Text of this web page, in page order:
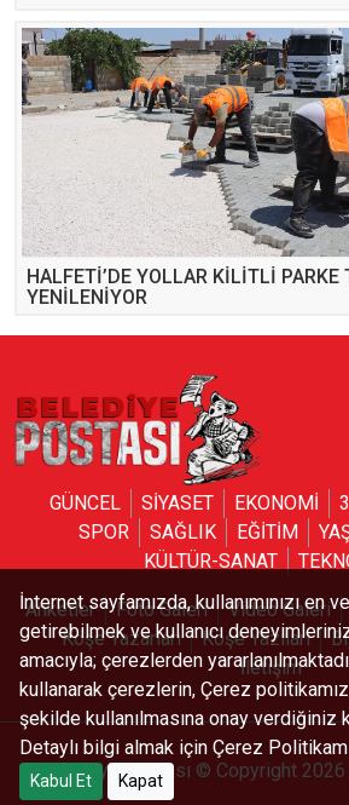
HALFETİ’DE YOLLAR KİLİTLİ PARKE
YENİLENİYOR
GÜNCEL SİYASET EKONOMİ
SPOR
SAĞLIK EĞİTİM
KÜLTÜR-SANAT
Anketler Foto Galeri Video Galeri
Köşe Yazarları
Köşe Yazıları
İletişim
Belediye Postası © Copyright
İnternet sayfamızda, kullanımınızı en
getirebilmek ve kullanıcı
amacıyla; çerezlerden
kullanarak çerezlerin, Çerez
şekilde kullanılmasına onay verdiğiniz
Detaylı bilgi almak için Çerez
Kabul Et Kapat